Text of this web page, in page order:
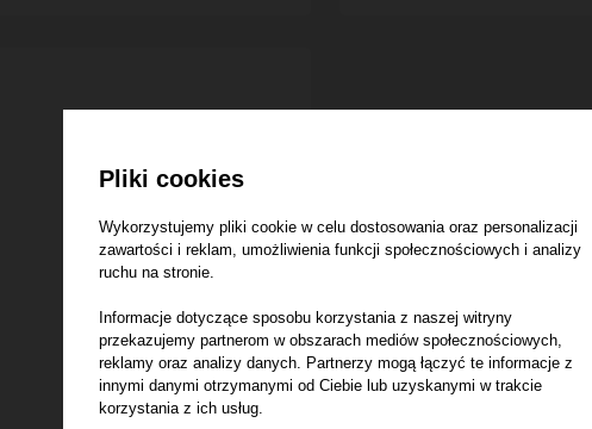
Pliki cookies
Wykorzystujemy pliki cookie w celu dostosowania oraz personalizacji
zawartości i reklam, umożliwienia funkcji społecznościowych i analizy
ruchu na stronie.
Informacje dotyczące sposobu korzystania z naszej witryny
przekazujemy partnerom w obszarach mediów społecznościowych,
reklamy oraz analizy danych. Partnerzy mogą łączyć te informacje z
innymi danymi otrzymanymi od Ciebie lub uzyskanymi w trakcie
korzystania z ich usług.